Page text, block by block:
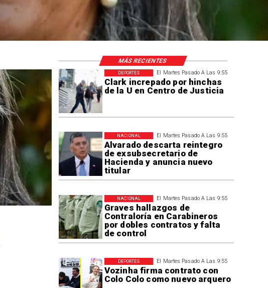
El Martes Pasado A Las 9:55
Clark increpado por hinchas
de la U en Centro de Justicia
DEPORTES
El Martes Pasado A Las 9:55
Alvarado descarta reintegro
de exsubsecretario de
Hacienda y anuncia nuevo
titular
NACIONAL
El Martes Pasado A Las 9:55
Graves hallazgos de
Contraloría en Carabineros
por dobles contratos y falta
de control
NACIONAL
El Martes Pasado A Las 9:55
Vozinha firma contrato con
Colo Colo como nuevo arquero
DEPORTES
MÁS RECIENTES